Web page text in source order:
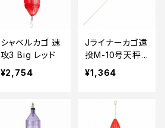
シャベルカゴ 速
攻3 Big レッド
¥2,754
Jライナーカゴ遠
投M-10号天秤
付き
¥1,364